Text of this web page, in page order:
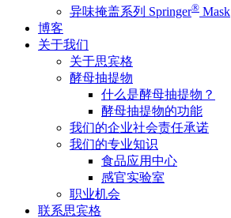
异味掩盖系列 Springer® Mask
博客
关于我们
关于思宾格
酵母抽提物
什么是酵母抽提物？
酵母抽提物的功能
我们的企业社会责任承诺
我们的专业知识
食品应用中心
感官实验室
职业机会
联系思宾格